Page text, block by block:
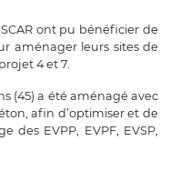
SCAR ont pu bénéficier de
aménager leurs sites de
4 et 7.
(45) a été aménagé avec
afin d’optimiser et de
des EVPP, EVPF, EVSP,